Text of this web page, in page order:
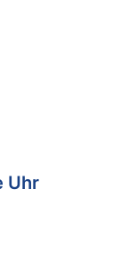
Uhr